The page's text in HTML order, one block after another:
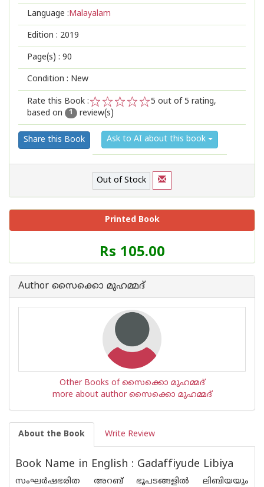
Language :Malayalam
Edition : 2019
Page(s) : 90
Condition : New
Rate this Book :
2
1
5 out of 5 rating,
based on
1 review(s)
Share this Book Ask to AI about this book
Out of Stock
Printed Book
Price
of
Book
Rs 105.00
Author സൈക്കൊ മുഹമ്മദ്
Other Books of സൈക്കൊ മുഹമ്മദ്
more about author സൈക്കൊ മുഹമ്മദ്
About the Book Write Review
Book Name in English : Gadaffiyude Libiya
സംഘര്‍ഷഭരിത അറബ് ഭൂപടങ്ങളില്‍ ലിബിയയും